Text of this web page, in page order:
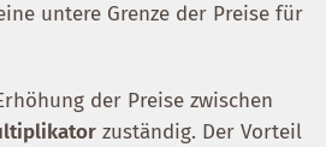
untere Grenze der Preise für
der Preise zwischen
zuständig. Der Vorteil